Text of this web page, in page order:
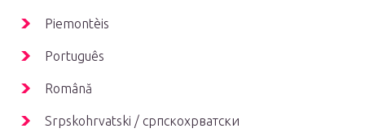
Piemontèis
Português
Română
Srpskohrvatski / српскохрватски